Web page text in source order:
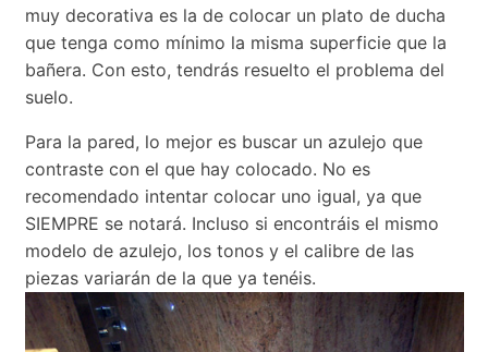
muy decorativa es la de colocar un plato de ducha
que tenga como mínimo la misma superficie que la
bañera. Con esto, tendrás resuelto el problema del
suelo.
Para la pared, lo mejor es buscar un azulejo que
contraste con el que hay colocado. No es
recomendado intentar colocar uno igual, ya que
SIEMPRE se notará. Incluso si encontráis el mismo
modelo de azulejo, los tonos y el calibre de las
piezas variarán de la que ya tenéis.